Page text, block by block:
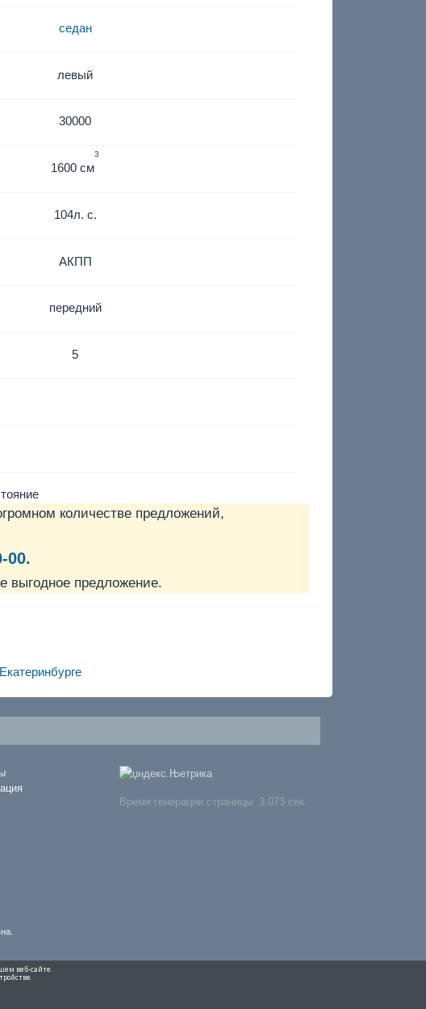
седан
левый
30000
1600 см
3
104л. с.
АКПП
передний
5
количестве предложений,
00.
выгодное предложение.
Время генерации страницы: 3.073 сек.
веб-сайте.